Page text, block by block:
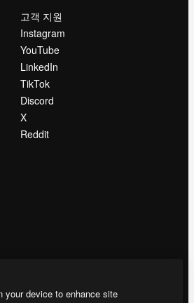
고객 지원
Instagram
YouTube
LinkedIn
TikTok
Discord
X
Reddit
your device to enhance site